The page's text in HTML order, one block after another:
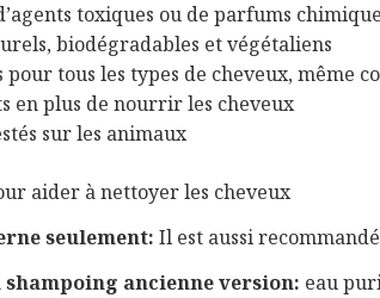
toxiques ou de parfums
biodégradables et végétaliens
pour tous les types de cheveux, même
en plus de nourrir les cheveux
sur les animaux
aider à nettoyer les cheveux
seulement: Il est aussi
ancienne version: eau